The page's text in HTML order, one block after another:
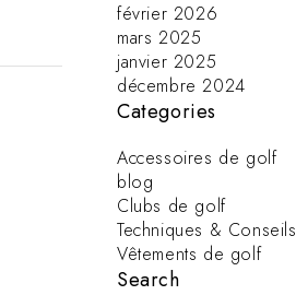
février 2026
mars 2025
janvier 2025
décembre 2024
Categories
Accessoires de golf
blog
Clubs de golf
Techniques & Conseils
Vêtements de golf
Search